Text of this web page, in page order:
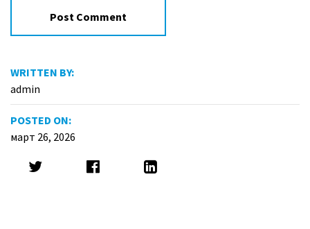
WRITTEN BY:
admin
POSTED ON:
март 26, 2026